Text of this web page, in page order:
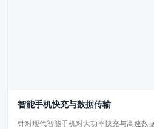
智能手机快充与数据传输
针对现代智能手机对大功率快充与高速数